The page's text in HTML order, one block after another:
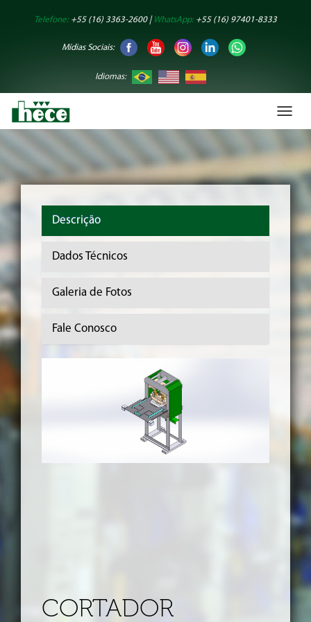
Telefone: +55 (16) 3363-2600 | WhatsApp: +55 (16) 97401-8333
Mídias Sociais:
Idiomas:
Descrição
Dados Técnicos
Galeria de Fotos
Fale Conosco
CORTADOR